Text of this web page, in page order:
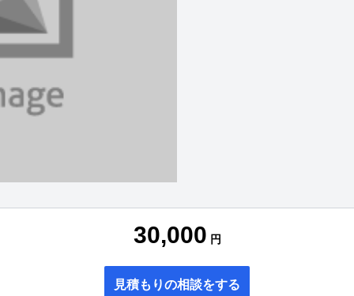
30,000 円
見積もりの相談をする